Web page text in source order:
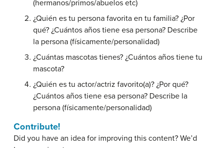
(hermanos/primos/abuelos etc)
¿Quién es tu persona favorita en tu familia? ¿Por
qué? ¿Cuántos años tiene esa persona? Describe
la persona (físicamente/personalidad)
¿Cuántas mascotas tienes? ¿Cuántos años tiene tu
mascota?
¿Quién es tu actor/actriz favorito(a)? ¿Por qué?
¿Cuántos años tiene esa persona? Describe la
persona (físicamente/personalidad)
Contribute!
Did you have an idea for improving this content? We’d